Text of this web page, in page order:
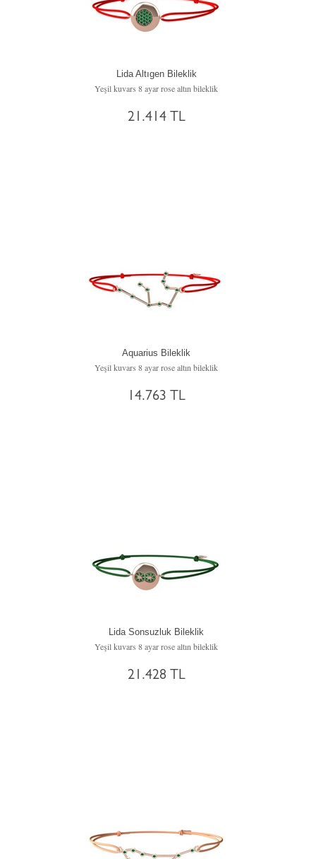
Lida Altıgen Bileklik
Yeşil kuvars 8 ayar rose altın bileklik
21.414 TL
Aquarius Bileklik
Yeşil kuvars 8 ayar rose altın bileklik
14.763 TL
Lida Sonsuzluk Bileklik
Yeşil kuvars 8 ayar rose altın bileklik
21.428 TL